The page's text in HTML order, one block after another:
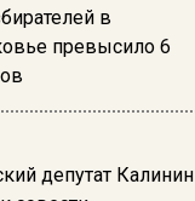
в
превысило 6
депутат Калинин